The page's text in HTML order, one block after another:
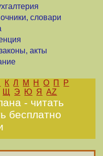
словари
акты
К Л М Н О П
Р
Щ Э Ю Я AZ
- читать
бесплатно